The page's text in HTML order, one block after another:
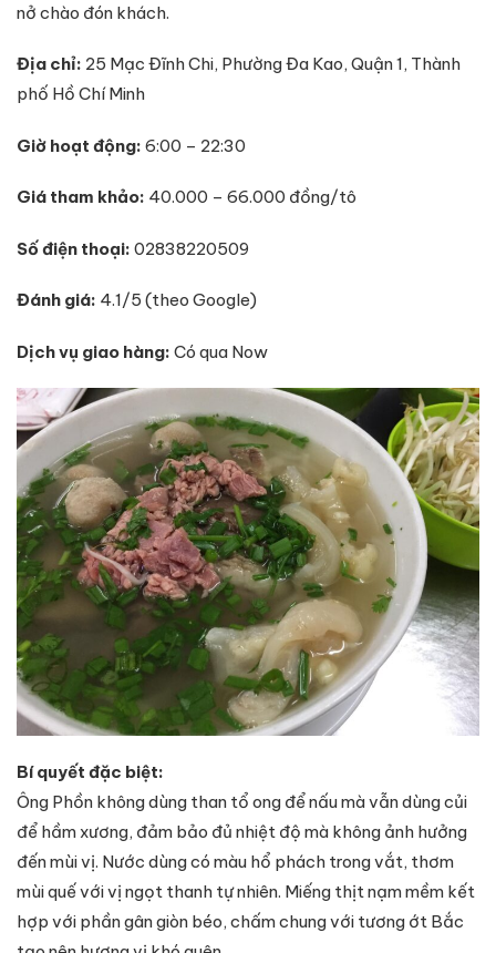
nở chào đón khách.
Địa chỉ: 25 Mạc Đĩnh Chi, Phường Đa Kao, Quận 1, Thành
phố Hồ Chí Minh
Giờ hoạt động: 6:00 – 22:30
Giá tham khảo: 40.000 – 66.000 đồng/tô
Số điện thoại: 02838220509
Đánh giá: 4.1/5 (theo Google)
Dịch vụ giao hàng: Có qua Now
Bí quyết đặc biệt:
Ông Phồn không dùng than tổ ong để nấu mà vẫn dùng củi
để hầm xương, đảm bảo đủ nhiệt độ mà không ảnh hưởng
đến mùi vị. Nước dùng có màu hổ phách trong vắt, thơm
mùi quế với vị ngọt thanh tự nhiên. Miếng thịt nạm mềm kết
hợp với phần gân giòn béo, chấm chung với tương ớt Bắc